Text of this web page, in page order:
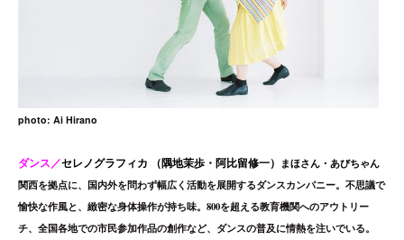
photo: Ai Hirano
ダンス／セレノグラフィカ （隅地茉歩・阿比留修一） まほさん・あびちゃん
関西を拠点に、国内外を問わず幅広く活動を展開するダンスカンパニー。不思議で
愉快な作風と、緻密な身体操作が持ち味。800を超える教育機関へのアウトリー
チ、全国各地での市民参加作品の創作など、ダンスの普及に情熱を注いでいる。